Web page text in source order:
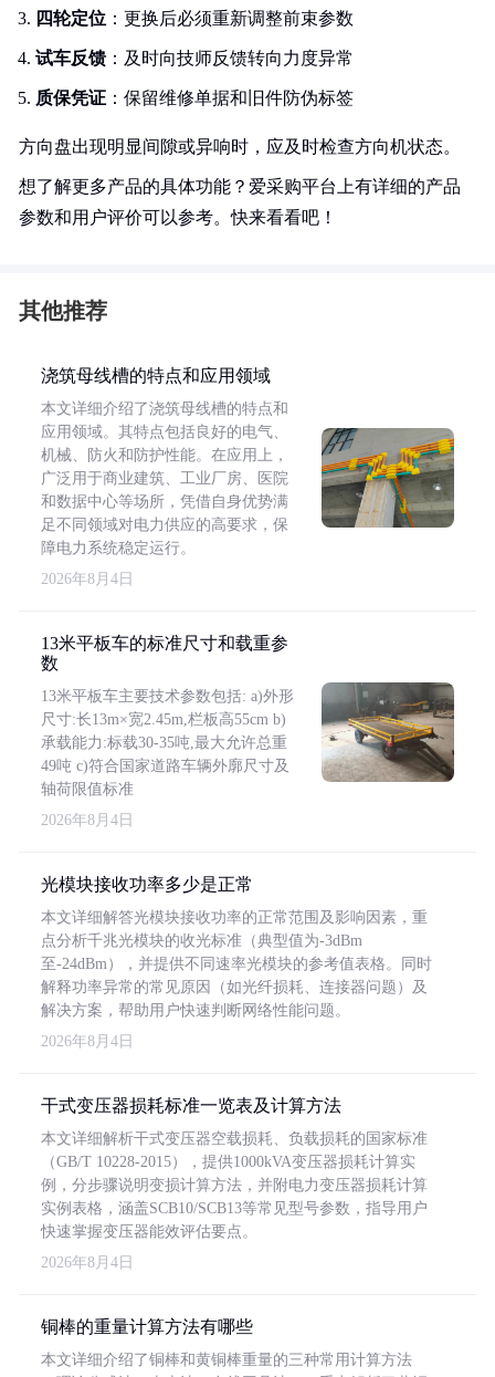
四轮定位 ：更换后必须重新调整前束参数
试车反馈 ：及时向技师反馈转向力度异常
质保凭证 ：保留维修单据和旧件防伪标签
方向盘出现明显间隙或异响时，应及时检查方向机状态。
想了解更多产品的具体功能？爱采购平台上有详细的产品
参数和用户评价可以参考。快来看看吧！
其他推荐
浇筑母线槽的特点和应用领域
本文详细介绍了浇筑母线槽的特点和
应用领域。其特点包括良好的电气、
机械、防火和防护性能。在应用上，
广泛用于商业建筑、工业厂房、医院
和数据中心等场所，凭借自身优势满
足不同领域对电力供应的高要求，保
障电力系统稳定运行。
2026年8月4日
13米平板车的标准尺寸和载重参
数
13米平板车主要技术参数包括: a)外形
尺寸:长13m×宽2.45m,栏板高55cm b)
承载能力:标载30-35吨,最大允许总重
49吨 c)符合国家道路车辆外廓尺寸及
轴荷限值标准
2026年8月4日
光模块接收功率多少是正常
本文详细解答光模块接收功率的正常范围及影响因素，重
点分析千兆光模块的收光标准（典型值为-3dBm
至-24dBm），并提供不同速率光模块的参考值表格。同时
解释功率异常的常见原因（如光纤损耗、连接器问题）及
解决方案，帮助用户快速判断网络性能问题。
2026年8月4日
干式变压器损耗标准一览表及计算方法
本文详细解析干式变压器空载损耗、负载损耗的国家标准
（GB/T 10228-2015），提供1000kVA变压器损耗计算实
例，分步骤说明变损计算方法，并附电力变压器损耗计算
实例表格，涵盖SCB10/SCB13等常见型号参数，指导用户
快速掌握变压器能效评估要点。
2026年8月4日
铜棒的重量计算方法有哪些
本文详细介绍了铜棒和黄铜棒重量的三种常用计算方法